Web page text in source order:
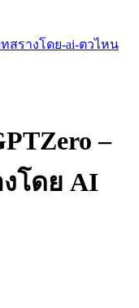
ทสรางโดย-ai-ตวไหน
–
โดย AI